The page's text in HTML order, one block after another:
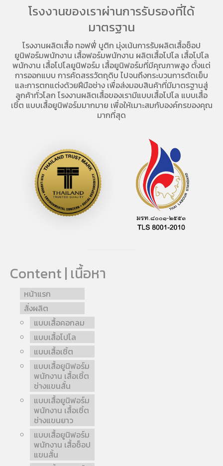
โรงงานของเราผ่านการรับรองที่ได้
มาตรฐาน
โรงงานผลิตเสื้อ ทอฟฟี่ บูติก มุ่งเน้นการรับผลิตเสื้อช็อป
ยูนิฟอร์มพนักงาน เสื้อฟอร์มพนักงาน ผลิตเสื้อโปโล เสื้อโปโล
พนักงาน เสื้อโปโลยูนิฟอร์ม เสื้อยูนิฟอร์มที่มีคุณภาพสูง ตั้งแต่
การออกแบบ การคัดสรรวัตถุดิบ ไปจนถึงกระบวนการตัดเย็บ
และการตกแต่งด้วยฝีมือช่าง เพื่อส่งมอบสินค้าที่มีมาตรฐานสู่
ลูกค้าทั่วโลก โรงงานผลิตเสื้อของเรามีแบบเสื้อโปโล แบบเสื้อ
เชิ้ต แบบเสื้อยูนิฟอร์มมากมาย เพื่อให้เมาะสมกับองค์กรของคุณ
มากที่สุด
Content | เนื้อหา
หน้าแรก
สั่งผลิต
แบบเสื้อคอกลม
แบบเสื้อโปโล
แบบเสื้อเชิ้ต
แบบเสื้อยูนิฟอร์ม
พนักงาน เสื้อเชิ้ต
ช่างแขนสั้น
แบบเสื้อยูนิฟอร์ม
พนักงาน เสื้อเชิ้ต
ช่างแขนยาว
แบบเสื้อยูนิฟอร์ม
พนักงาน เสื้อช็อป
แขนสั้น